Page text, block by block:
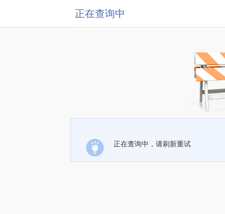
正在查询中
正在查询中，请刷新重试